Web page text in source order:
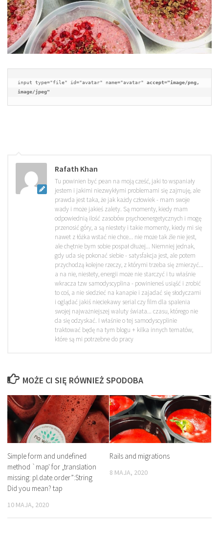
input type="file" id="avatar" name="avatar" accept="image/png,
image/jpeg"
Rafath Khan
Tu powinien być pean na moją cześć, jaki to wspaniały
jestem i jakimi niezwykłymi problemami się zajmuję, ale
prawda jest taka, że jak każdy człowiek - mam swoje
wady i może jakieś zalety. Są momenty, kiedy mam
odpowiednią ilość zasobów psychoenergetycznych i mogę
przenosić góry, a są niestety i takie momenty, kiedy mi się
nawet z łóżka wstać nie chce... nie może tak źle nie jest,
ale chętnie bym sobie pospał dłużej... Niemniej jednak,
gdy uda się pokonać siebie - satysfakcja jest, ale potem
przychodzą kolejne rzeczy, z którymi trzeba się zmierzyć...
a na nie, niestety, energii może nie starczyć i tu właśnie
wkracza tzw samodyscyplina - powinieneś usiąść i zrobić
to coś, a nie siedzieć na kanapie i zajadać się słodyczami
i oglądać jakiś nieciekawy serial czy film dla spalenia
swojej najważniejszej waluty świata... czasu, którego nie
da się odzyskać. I właśnie o tej samodyscyplinie
traktować będę na tym blogu + kilka innych tematów,
które są mi potrzebne do pracy
MOŻE CI SIĘ RÓWNIEŻ SPODOBA
Simple form and undefined
method `map' for „translation
missing: pl.date.order”:String
Did you mean? tap
10 MAJA, 2020
Rails and migrations
8 MAJA, 2020